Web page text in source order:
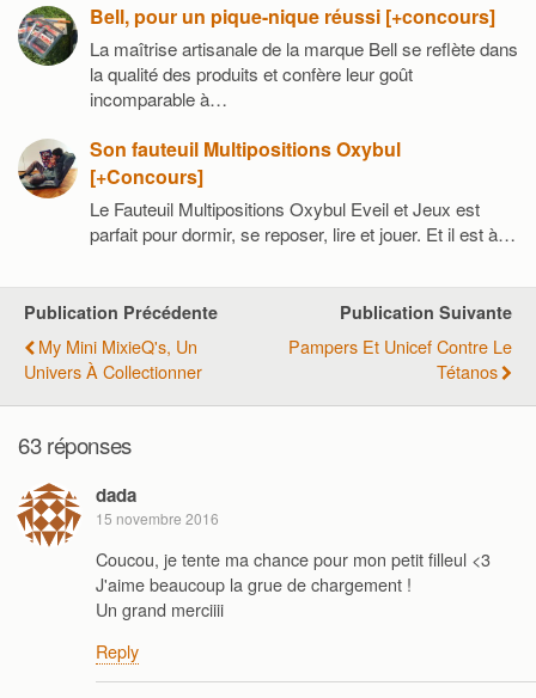
Bell, pour un pique-nique réussi [+concours]
La maîtrise artisanale de la marque Bell se reflète dans
la qualité des produits et confère leur goût
incomparable à…
Son fauteuil Multipositions Oxybul
[+Concours]
Le Fauteuil Multipositions Oxybul Eveil et Jeux est
parfait pour dormir, se reposer, lire et jouer. Et il est à…
Publication Précédente
My Mini MixieQ's, Un
Univers À Collectionner
Publication Suivante
Pampers Et Unicef Contre Le
Tétanos
63 réponses
dada
15 novembre 2016
Coucou, je tente ma chance pour mon petit filleul <3
J'aime beaucoup la grue de chargement !
Un grand merciiii
Reply